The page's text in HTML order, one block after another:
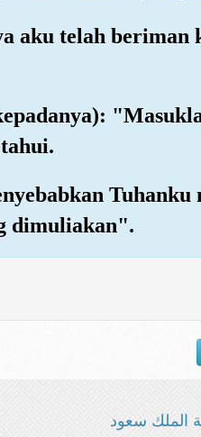
aku telah
dimuliakan".
الملك سعود